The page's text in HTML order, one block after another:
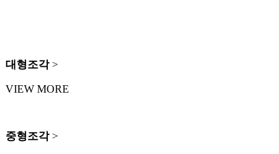
대형조각>
VIEW MORE
중형조각>